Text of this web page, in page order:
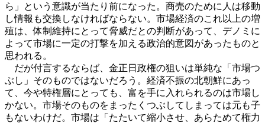
ら」という意識が当たり前になった。商売のために人は移動
し情報も交換しなければならない。市場経済のこれ以上の増
殖は、体制維持にとって脅威だとの判断があって、デノミに
よって市場に一定の打撃を加える政治的意図があったものと
思われる。
だが付言するならば、金正日政権の狙いは単純な「市場つ
ぶし」そのものではないだろう。経済不振の北朝鮮にあっ
て、今や特権層にとっても、富を手に入れられるのは市場し
かない。市場そのものをまったくつぶしてしまっては元も子
もないわけだ。市場は「たたいて縮小させ、あらためて権力